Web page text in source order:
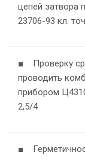
цепей затвора
23706-93 кл.
■ Проверку
проводить
прибором
2,5/4
■